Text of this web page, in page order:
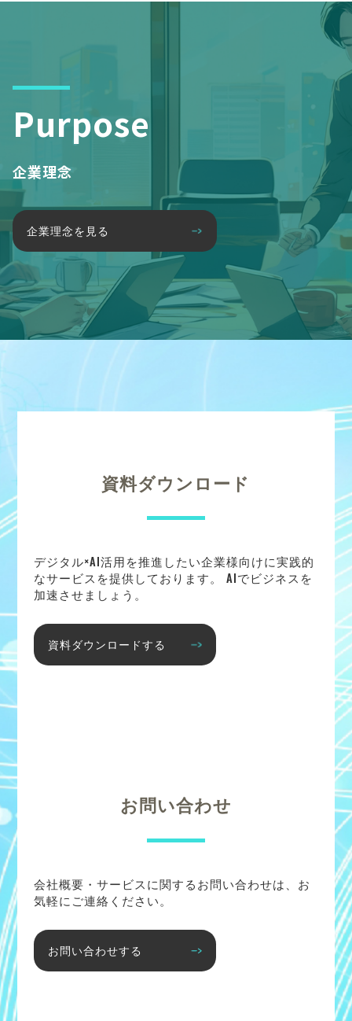
Purpose
企業理念
企業理念を見る
資料ダウンロード
デジタル×AI活用を推進したい企業様向けに実践的
なサービスを提供しております。 AIでビジネスを
加速させましょう。
資料ダウンロードする
お問い合わせ
会社概要・サービスに関するお問い合わせは、お
気軽にご連絡ください。
お問い合わせする